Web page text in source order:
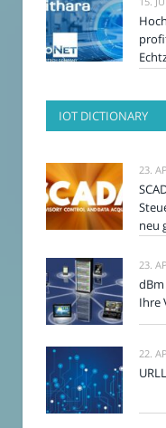
IOT DICTIONARY
23.
neu
23.
Ihre
22.